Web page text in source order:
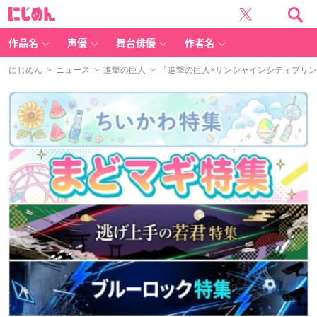
作品名 声優 舞台俳優 作者名
にじめん > ニュース > 進撃の巨人 > 「進撃の巨人×サンシャインシティプリ